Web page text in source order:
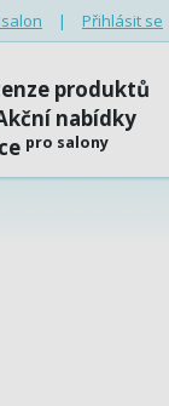
| Přihlásit se
produktů
nabídky
pro salony